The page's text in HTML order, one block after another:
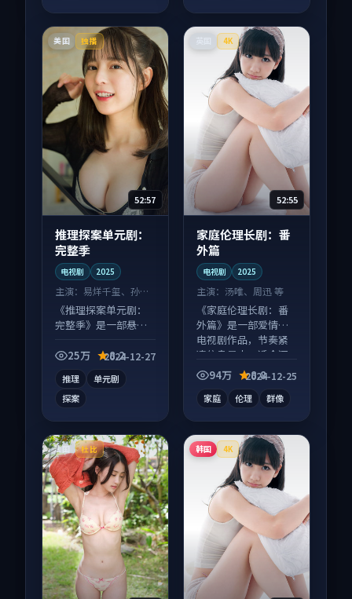
美国 独播
52:57
推理探案单元剧：
完整季
电视剧 2025
主演： 易烊千玺、孙艺
珍 等
《推理探案单元剧：
完整季》是一部悬疑
彩蛋别错过，字幕区
25万 8.2
2024-12-27
推理
单元剧
探案
4K
52:55
家庭伦理长剧：番
外篇
电视剧 2025
主演： 汤唯、周迅 等
《家庭伦理长剧：番
外篇》是一部爱情向
电视剧作品，节奏紧
凑信息量大，适合沉
浸式追看。
94万 8.8
2024-12-25
家庭 伦理 群像
法国 杜比 韩国 4K